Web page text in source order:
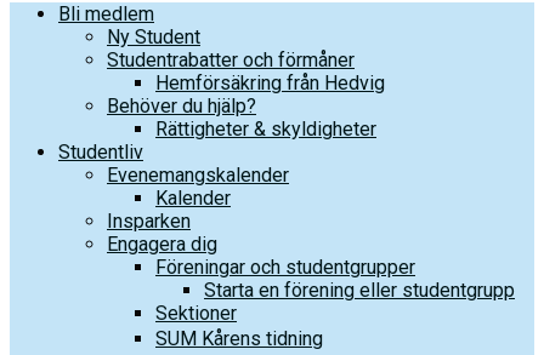
Bli medlem
Ny Student
Studentrabatter och förmåner
Hemförsäkring från Hedvig
Behöver du hjälp?
Rättigheter & skyldigheter
Studentliv
Evenemangskalender
Kalender
Insparken
Engagera dig
Föreningar och studentgrupper
Starta en förening eller studentgrupp
Sektioner
SUM Kårens tidning